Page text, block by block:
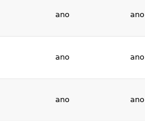
ano ano
ano ano
ano ano